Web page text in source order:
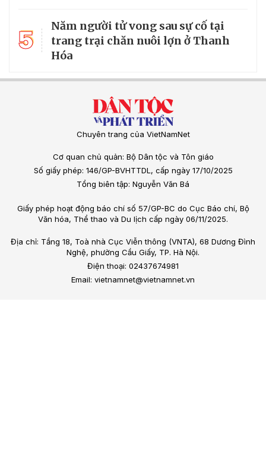
5
Năm người tử vong sau sự cố tại
trang trại chăn nuôi lợn ở Thanh
Hóa
Chuyên trang của VietNamNet
Cơ quan chủ quản: Bộ Dân tộc và Tôn giáo
Số giấy phép: 146/GP-BVHTTDL, cấp ngày 17/10/2025
Tổng biên tập: Nguyễn Văn Bá
Giấy phép hoạt động báo chí số 57/GP-BC do Cục Báo chí, Bộ
Văn hóa, Thể thao và Du lịch cấp ngày 06/11/2025.
Địa chỉ: Tầng 18, Toà nhà Cục Viễn thông (VNTA), 68 Dương Đình
Nghệ, phường Cầu Giấy, TP. Hà Nội.
Điện thoại: 02437674981
Email: vietnamnet@vietnamnet.vn